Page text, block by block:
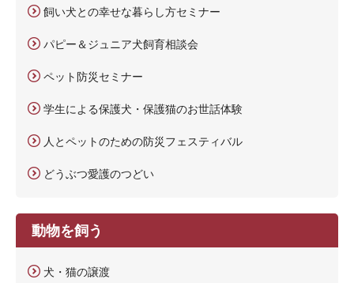
飼い犬との幸せな暮らし方セミナー
パピー＆ジュニア犬飼育相談会
ペット防災セミナー
学生による保護犬・保護猫のお世話体験
人とペットのための防災フェスティバル
どうぶつ愛護のつどい
動物を飼う
犬・猫の譲渡